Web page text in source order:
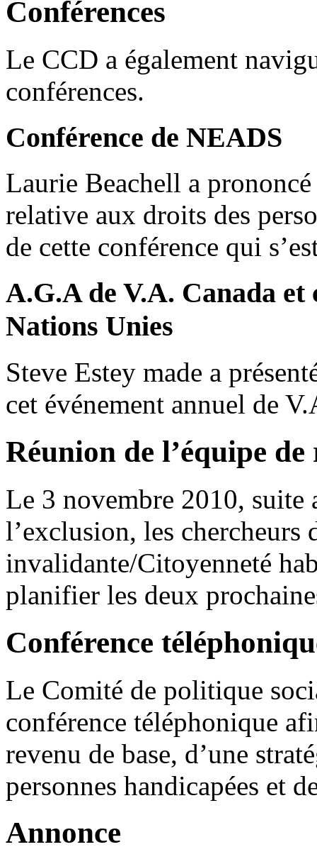
Conférences
Le CCD a également
conférences.
Conférence de NEADS
Laurie Beachell a
relative aux droits des
de cette conférence qui
A.G.A de V.A. Canada et
Nations Unies
Steve Estey made a
cet événement annuel de
Réunion de l’équipe de
Le 3 novembre 2010,
l’exclusion, les
invalidante/Citoyenneté
planifier les deux
Conférence
Le Comité de politique
conférence téléphonique
revenu de base, d’une
personnes handicapées et
Annonce